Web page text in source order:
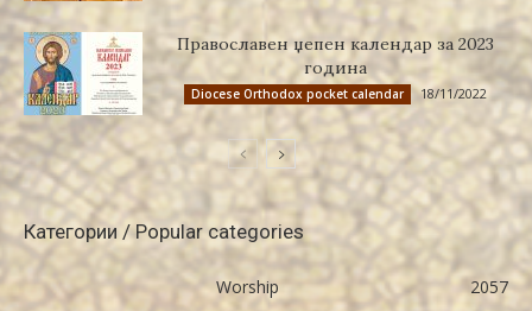
Православен џепен календар за 2023
година
Diocese Orthodox pocket calendar 18/11/2022
Категории / Popular categories
Worship 2057